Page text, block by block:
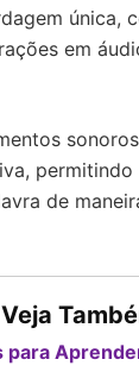
única,
em
permitindo
de
Veja
para